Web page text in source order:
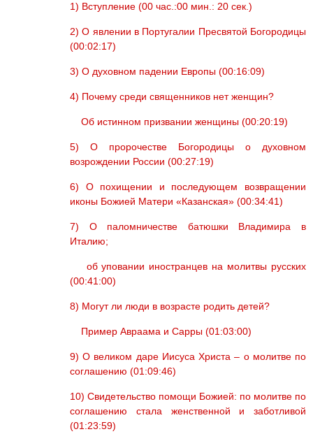
1) Вступление (00 час.:00 мин.: 20 сек.)
2) О явлении в Португалии Пресвятой Богородицы
(00:02:17)
3) О духовном падении Европы (00:16:09)
4) Почему среди священников нет женщин?
Об истинном призвании женщины (00:20:19)
5) О пророчестве Богородицы о духовном
возрождении России (00:27:19)
6) О похищении и последующем возвращении
иконы Божией Матери «Казанская» (00:34:41)
7) О паломничестве батюшки Владимира в
Италию;
об уповании иностранцев на молитвы русских
(00:41:00)
8) Могут ли люди в возрасте родить детей?
Пример Авраама и Сарры (01:03:00)
9) О великом даре Иисуса Христа – о молитве по
соглашению (01:09:46)
10) Свидетельство помощи Божией: по молитве по
соглашению стала женственной и заботливой
(01:23:59)